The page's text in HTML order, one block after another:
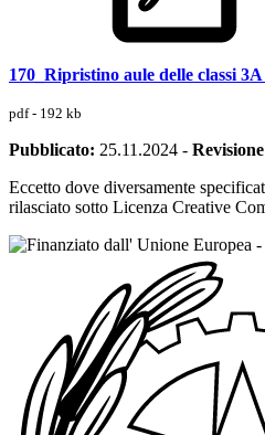
170_Ripristino aule delle classi 3A
pdf - 192 kb
Pubblicato: 25.11.2024 -
Eccetto dove diversamente
rilasciato sotto Licenza Creative